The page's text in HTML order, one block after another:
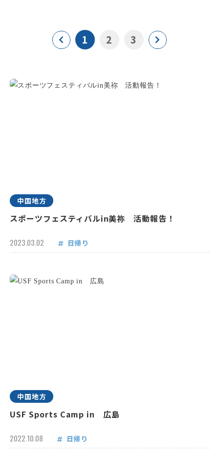
1 2 3
中国地方
スポーツフェスティバルin美祢 活動報告！
2023.03.02 日帰り
中国地方
USF Sports Camp in 広島
2022.10.08 日帰り